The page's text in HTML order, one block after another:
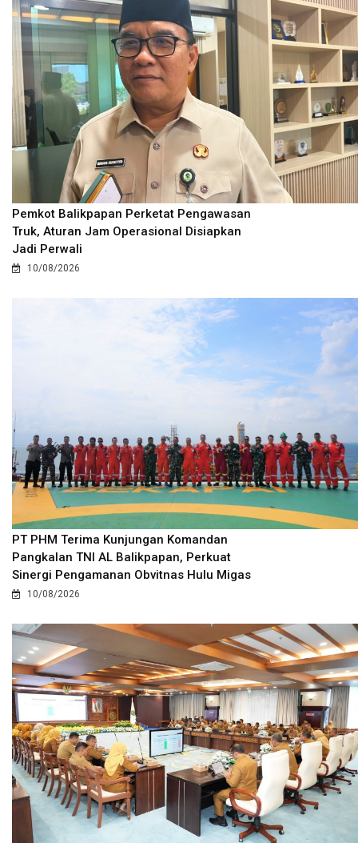
Pemkot Balikpapan Perketat Pengawasan
Truk, Aturan Jam Operasional Disiapkan
Jadi Perwali
10/08/2026
PT PHM Terima Kunjungan Komandan
Pangkalan TNI AL Balikpapan, Perkuat
Sinergi Pengamanan Obvitnas Hulu Migas
10/08/2026